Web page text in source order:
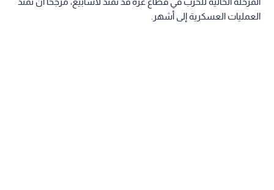
العمليات العسكرية إلى أشهر.